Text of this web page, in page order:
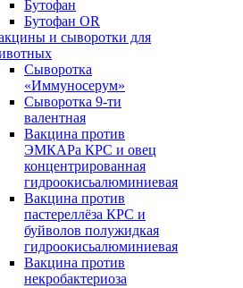
Бутофан
Бутофан OR
и сыворотки для
Сыворотка
«Иммуносерум»
Сыворотка 9-ти
валентная
Вакцина против
ЭМКАРа КРС и овец
концентрированная
гидроокисьалюминиевая
Вакцина против
пастереллёза КРС и
буйволов полужидкая
гидроокисьалюминиевая
Вакцина против
некробактериоза